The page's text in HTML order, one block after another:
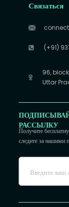
Связаться
(+91)
96,
Uttar
РАССЫЛКУ
Получите
следите за нашими